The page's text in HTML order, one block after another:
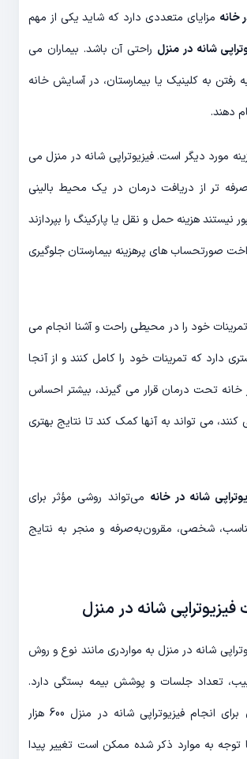
خانه مزایای متعددی دارد که شاید یکی از مهم
شانه در منزل راحتی آن باشد. بیماران می
رفتن به کلینیک یا بیمارستان، در آسایش خانه
دهند.
مورد دیگر است. فیزیوتراپی شانه در منزل می
تر از دریافت درمان در یک محیط بالینی
نیستند هزینه حمل و نقل یا پارکینگ را بپردازند
صورتحساب های پرهزینه بیمارستان جلوگیری
تمرینات خود را در محیطی راحت و آشنا انجام می
دارد که تمرینات خود را کامل کنند و از آنجا
خانه تحت درمان قرار می گیرند، بیشتر احساس
می تواند به آنها کمک کند تا نتایج بهتری
شانه در خانه می‌تواند روشی مؤثر برای
شخصی، مقرون‌به‌صرفه و منجر به نتایج
شانه در منزل
شانه در منزل به مواردری مانند نوع و روش
تعداد جلسات و پوشش بیمه بستگی دارد.
هزین پیش فرض برای انجام فیزیوتراپی شانه در منزل 600 هزار
به موارد ذکر شده ممکن است تغییر پیدا